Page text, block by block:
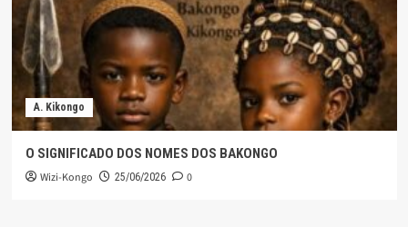
A. Kikongo
O SIGNIFICADO DOS NOMES DOS BAKONGO
Wizi-Kongo 25/06/2026 0